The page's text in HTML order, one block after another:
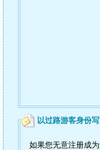
以过路游客身份
如果您无意注册成